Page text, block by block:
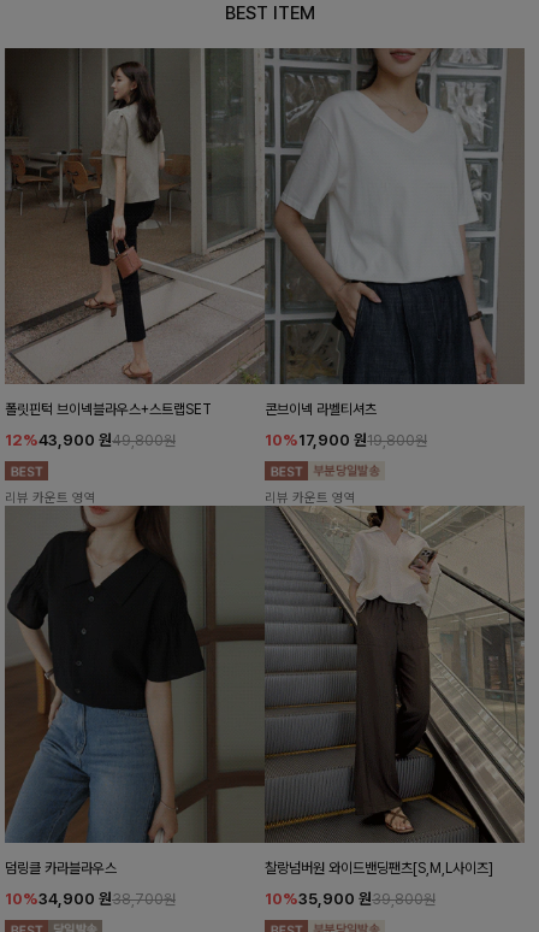
BEST ITEM
폴릿핀턱 브이넥블라우스+스트랩SET
12%43,900 원49,800원
리뷰 카운트 영역
콘브이넥 라벨티셔츠
10%17,900 원19,800원
리뷰 카운트 영역
덤링클 카라블라우스
10%34,900 원38,700원
찰랑넘버원 와이드밴딩팬츠[S,M,L사이즈]
10%35,900 원39,800원